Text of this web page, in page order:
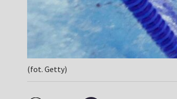
(fot. Getty)